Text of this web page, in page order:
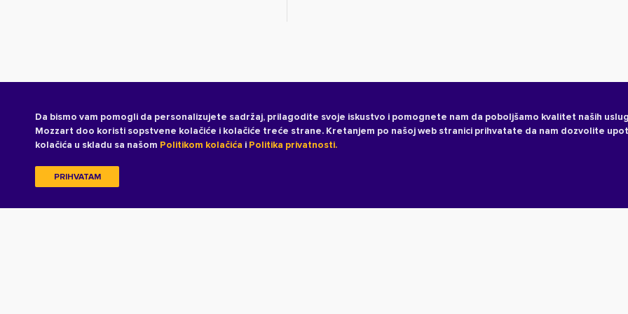
Da bismo vam pomogli da personalizujete sadržaj, prilagodite svoje iskustvo i pomognete nam da poboljšamo kvalitet naših
Mozzart doo koristi sopstvene kolačiće i kolačiće treće strane. Kretanjem po našoj web stranici prihvatate da nam dozvolite
kolačića u skladu sa našom Politikom kolačića i Politika privatnosti.
PRIHVATAM